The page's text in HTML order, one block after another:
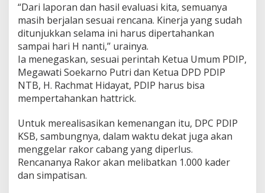
“Dari laporan dan hasil evaluasi kita, semuanya
masih berjalan sesuai rencana. Kinerja yang sudah
ditunjukkan selama ini harus dipertahankan
sampai hari H nanti,’’ urainya.
Ia menegaskan, sesuai perintah Ketua Umum PDIP,
Megawati Soekarno Putri dan Ketua DPD PDIP
NTB, H. Rachmat Hidayat, PDIP harus bisa
mempertahankan hattrick.
Untuk merealisasikan kemenangan itu, DPC PDIP
KSB, sambungnya, dalam waktu dekat juga akan
menggelar rakor cabang yang diperlus.
Rencananya Rakor akan melibatkan 1.000 kader
dan simpatisan.